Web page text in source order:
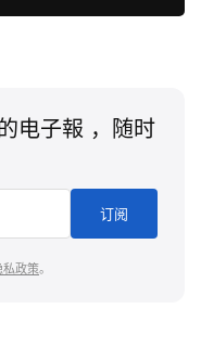
了这层配色叙事而
生，而这抹颜色，
叙事的核心轴线。
时不间断的追
到黎明的光影弧
队中坚的旅程。
键的过渡时刻——
电子報 ，随时
订阅
私政策。